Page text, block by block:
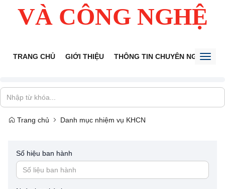
VÀ CÔNG NGHỆ
TRANG CHỦ GIỚI THIỆU THÔNG TIN CHUYÊN NGÀNH
Trang chủ Danh mục nhiệm vụ KHCN
Số hiệu ban hành